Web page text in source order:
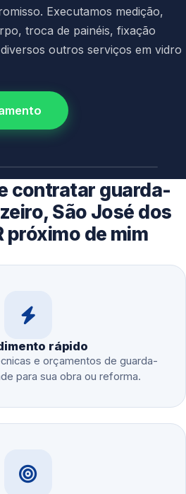
Executamos medição,
troca de painéis, fixação
outros serviços em vidro
dos clientes
contratar guarda-
São José dos
próximo de mim
rápido
e orçamentos de guarda-
para sua obra ou reforma.